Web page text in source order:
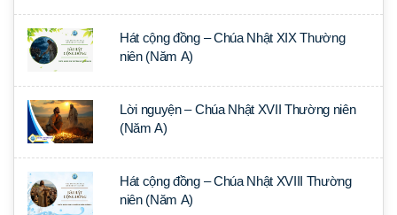
Hát cộng đồng – Chúa Nhật XIX Thường
niên (Năm A)
Lời nguyện – Chúa Nhật XVII Thường niên
(Năm A)
Hát cộng đồng – Chúa Nhật XVIII Thường
niên (Năm A)